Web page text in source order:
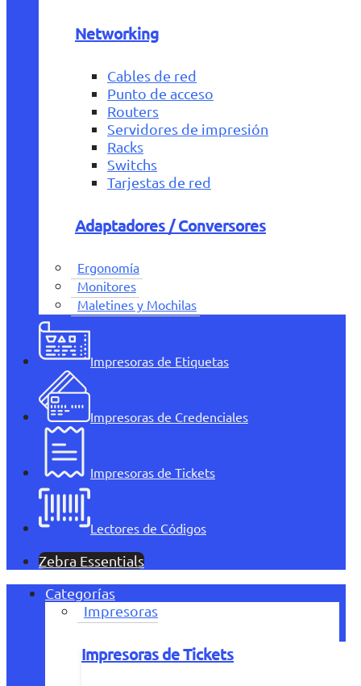
Networking
Cables de red
Punto de acceso
Routers
Servidores de impresión
Racks
Switchs
Tarjestas de red
Adaptadores / Conversores
Ergonomía
Monitores
Maletines y Mochilas
Impresoras de Etiquetas
Impresoras de Credenciales
Impresoras de Tickets
Lectores de Códigos
Zebra Essentials
Categorías
Impresoras
Impresoras de Tickets